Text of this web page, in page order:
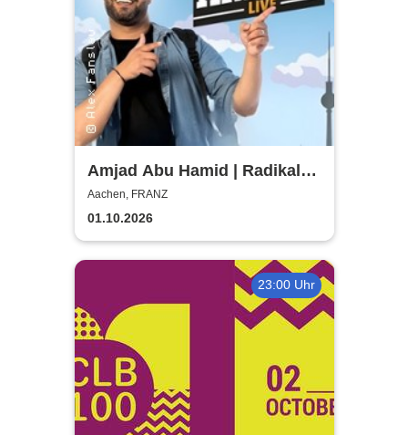
Amjad Abu Hamid | Radikal
Witzig
Aachen, FRANZ
01.10.2026
23:00 Uhr